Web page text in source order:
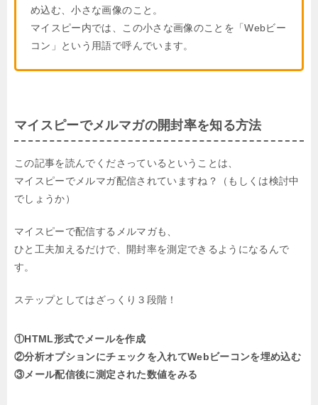
め込む、小さな画像のこと。
マイスピー内では、この小さな画像のことを「Webビー
コン」という用語で呼んでいます。
マイスピーでメルマガの開封率を知る方法
この記事を読んでくださっているということは、
マイスピーでメルマガ配信されていますね？（もしくは検討中
でしょうか）
マイスピーで配信するメルマガも、
ひと工夫加えるだけで、開封率を測定できるようになるんで
す。
ステップとしてはざっくり３段階！
①HTML形式でメールを作成
②分析オプションにチェックを入れてWebビーコンを埋め込む
③メール配信後に測定された数値をみる